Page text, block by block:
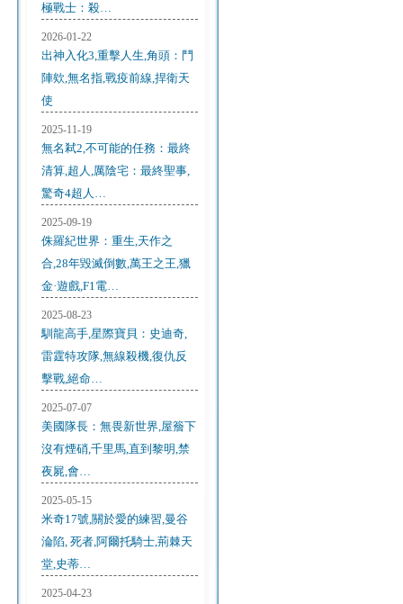
極戰士：殺…
2026-01-22
出神入化3,重擊人生,角頭：鬥
陣欸,無名指,戰疫前線,捍衛天
使
2025-11-19
無名弒2,不可能的任務：最終
清算,超人,厲陰宅：最終聖事,
驚奇4超人…
2025-09-19
侏羅紀世界：重生,天作之
合,28年毀滅倒數,萬王之王,獵
金·遊戲,F1電…
2025-08-23
馴龍高手,星際寶貝：史迪奇,
雷霆特攻隊,無線殺機,復仇反
擊戰,絕命…
2025-07-07
美國隊長：無畏新世界,屋簷下
沒有煙硝,千里馬,直到黎明,禁
夜屍,會…
2025-05-15
米奇17號,關於愛的練習,曼谷
淪陷, 死者,阿爾托騎士,荊棘天
堂,史蒂…
2025-04-23